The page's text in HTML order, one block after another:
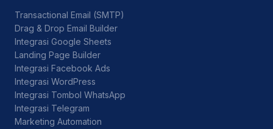
Transactional Email (SMTP)
Drag & Drop Email Builder
Integrasi Google Sheets
Landing Page Builder
Integrasi Facebook Ads
Integrasi WordPress
Integrasi Tombol WhatsApp
Integrasi Telegram
Marketing Automation